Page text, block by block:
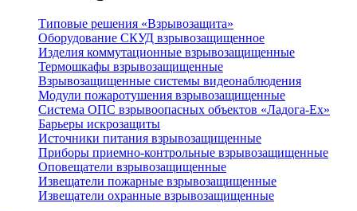
Типовые решения «Взрывозащита»
Оборудование СКУД взрывозащищенное
Изделия коммутационные взрывозащищенные
Термошкафы взрывозащищенные
Взрывозащищенные системы видеонаблюдения
Модули пожаротушения взрывозащищенные
Система ОПС взрывоопасных объектов «Ладога-Ex»
Барьеры искрозащиты
Источники питания взрывозащищенные
Приборы приемно-контрольные взрывозащищенные
Оповещатели взрывозащищенные
Извещатели пожарные взрывозащищенные
Извещатели охранные взрывозащищенные